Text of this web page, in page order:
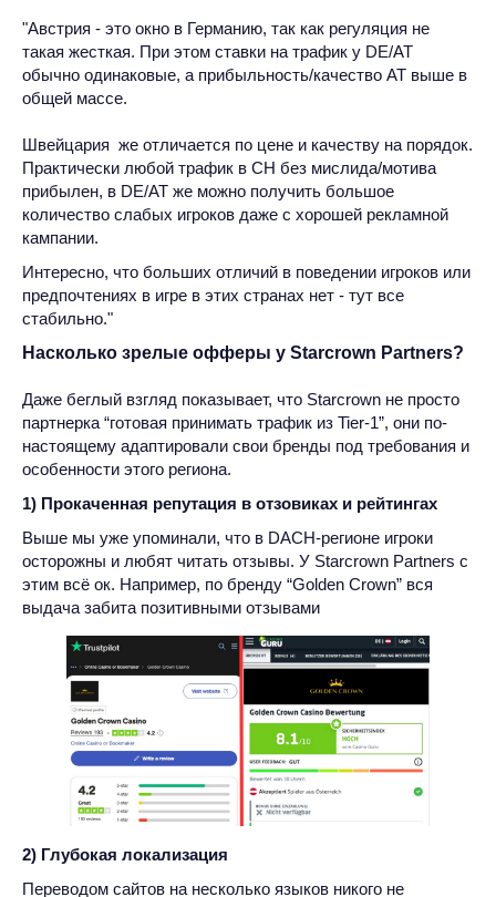
"Австрия - это окно в Германию, так как регуляция не
такая жесткая. При этом ставки на трафик у DE/AT
обычно одинаковые, а прибыльность/качество AT выше в
общей массе.
Швейцария же отличается по цене и качеству на порядок.
Практически любой трафик в CH без мислида/мотива
прибылен, в DE/AT же можно получить большое
количество слабых игроков даже с хорошей рекламной
кампании.
Интересно, что больших отличий в поведении игроков или
предпочтениях в игре в этих странах нет - тут все
стабильно."
Насколько зрелые офферы у Starcrown Partners?
Даже беглый взгляд показывает, что Starcrown не просто
партнерка “готовая принимать трафик из Tier-1”, они по-
настоящему адаптировали свои бренды под требования и
особенности этого региона.
1) Прокаченная репутация в отзовиках и рейтингах
Выше мы уже упоминали, что в DACH-регионе игроки
осторожны и любят читать отзывы. У Starcrown Partners с
этим всё ок. Например, по бренду “Golden Crown” вся
выдача забита позитивными отзывами
2) Глубокая локализация
Переводом сайтов на несколько языков никого не